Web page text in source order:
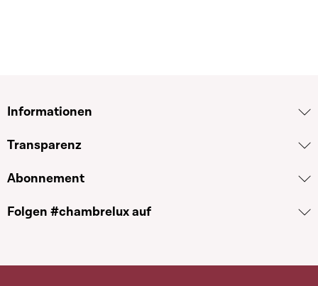
Informationen
Transparenz
Abonnement
Folgen #chambrelux auf